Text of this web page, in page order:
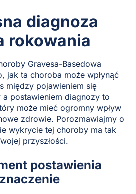
diagnoza
rokowania
Gravesa-Basedowa
jak ta choroba może wpłynąć
między pojawieniem się
postawieniem diagnozy to
może mieć ogromny wpływ
zdrowie. Porozmawiajmy o
wykrycie tej choroby ma tak
przyszłości.
postawienia